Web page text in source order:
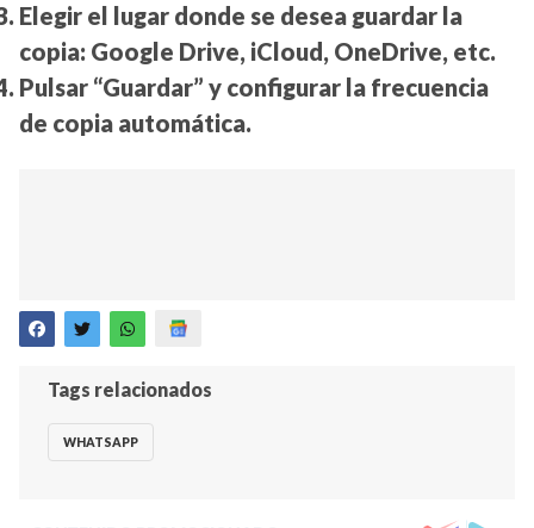
Elegir el lugar donde se desea guardar la
copia: Google Drive, iCloud, OneDrive, etc.
Pulsar “Guardar” y configurar la frecuencia
de copia automática.
Tags relacionados
WHATSAPP